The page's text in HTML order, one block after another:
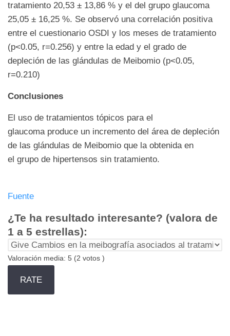
tratamiento 20,53 ± 13,86 % y el del grupo glaucoma
25,05 ± 16,25 %. Se observó una correlación positiva
entre el cuestionario OSDI y los meses de tratamiento
(p<0.05, r=0.256) y entre la edad y el grado de
depleción de las glándulas de Meibomio (p<0.05,
r=0.210)
Conclusiones
El uso de tratamientos tópicos para el
glaucoma produce un incremento del área de depleción
de las glándulas de Meibomio que la obtenida en
el grupo de hipertensos sin tratamiento.
Fuente
¿Te ha resultado interesante? (valora de
1 a 5 estrellas):
Valoración media: 5 (2 votos )